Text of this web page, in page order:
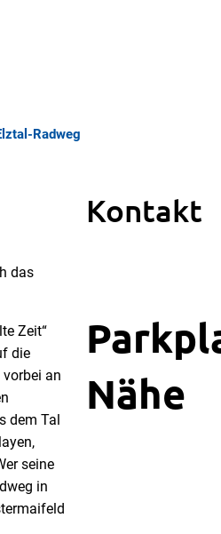
Radweg
das
Zeit“
die
an
dem Tal
seine
in
Kontakt
Nähe